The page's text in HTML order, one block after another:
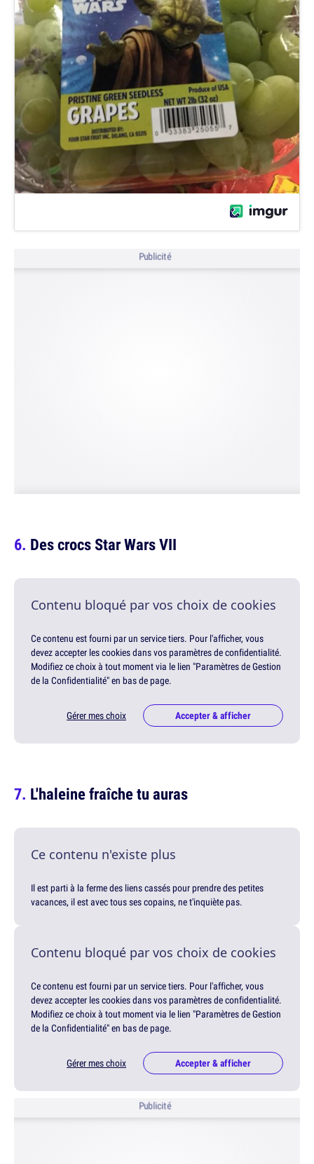
Publicité
Des crocs Star Wars VII
Contenu bloqué par vos choix de cookies
Ce contenu est fourni par un service tiers. Pour l'afficher, vous
devez accepter les cookies dans vos paramètres de confidentialité.
Modifiez ce choix à tout moment via le lien "Paramètres de Gestion
de la Confidentialité" en bas de page.
Gérer mes choix Accepter & afficher
L'haleine fraîche tu auras
Ce contenu n'existe plus
Il est parti à la ferme des liens cassés pour prendre des petites
vacances, il est avec tous ses copains, ne t'inquiète pas.
Contenu bloqué par vos choix de cookies
Ce contenu est fourni par un service tiers. Pour l'afficher, vous
devez accepter les cookies dans vos paramètres de confidentialité.
Modifiez ce choix à tout moment via le lien "Paramètres de Gestion
de la Confidentialité" en bas de page.
Gérer mes choix Accepter & afficher
Publicité